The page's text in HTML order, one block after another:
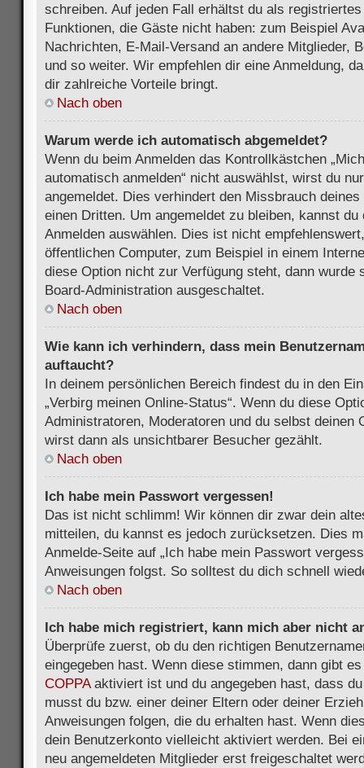
schreiben. Auf jeden Fall erhältst du als
Funktionen, die Gäste nicht haben: zum Beispiel
Nachrichten, E-Mail-Versand an andere Mitglieder,
und so weiter. Wir empfehlen dir eine Anmeldung,
dir zahlreiche Vorteile bringt.
Nach oben
Warum werde ich automatisch abgemeldet?
Wenn du beim Anmelden das Kontrollkästchen
automatisch anmelden“ nicht auswählst, wirst du
angemeldet. Dies verhindert den Missbrauch
einen Dritten. Um angemeldet zu bleiben, kannst
Anmelden auswählen. Dies ist nicht
öffentlichen Computer, zum Beispiel in einem
diese Option nicht zur Verfügung steht, dann wurde
Board-Administration ausgeschaltet.
Nach oben
Wie kann ich verhindern, dass mein
auftaucht?
In deinem persönlichen Bereich findest du in den
„Verbirg meinen Online-Status“. Wenn du diese
Administratoren, Moderatoren und du selbst deinen
wirst dann als unsichtbarer Besucher gezählt.
Nach oben
Ich habe mein Passwort vergessen!
Das ist nicht schlimm! Wir können dir zwar dein
mitteilen, du kannst es jedoch zurücksetzen. Dies
Anmelde-Seite auf „Ich habe mein Passwort
Anweisungen folgst. So solltest du dich schnell
Nach oben
Ich habe mich registriert, kann mich aber nicht
Überprüfe zuerst, ob du den richtigen
eingegeben hast. Wenn diese stimmen, dann gibt
COPPAaktiviert ist und du angegeben hast, dass
musst du bzw. einer deiner Eltern oder deiner
Anweisungen folgen, die du erhalten hast. Wenn
dein Benutzerkonto vielleicht aktiviert werden. Bei
neu angemeldeten Mitglieder erst freigeschaltet